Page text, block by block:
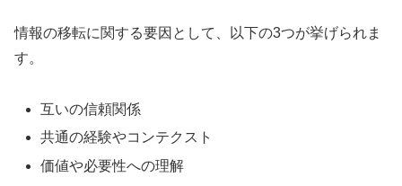
情報の移転に関する要因として、以下の3つが挙げられま
す。
互いの信頼関係
共通の経験やコンテクスト
価値や必要性への理解